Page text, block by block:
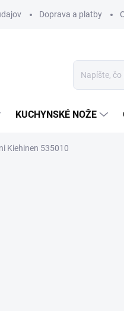
Doprava a platby
KUCHYNSKÉ NOŽE
Kiehinen 535010